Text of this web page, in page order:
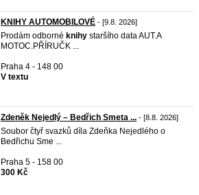
KNIHY AUTOMOBILOVÉ - [9.8. 2026]
Prodám odborné knihy staršího data AUT.A
MOTOC.PŘÍRUČK ...
Praha 4 - 148 00
V textu
Zdeněk Nejedlý – Bedřich Smeta ... - [8.8. 2026]
Soubor čtyř svazků díla Zdeňka Nejedlého o
Bedřichu Sme ...
Praha 5 - 158 00
300 Kč